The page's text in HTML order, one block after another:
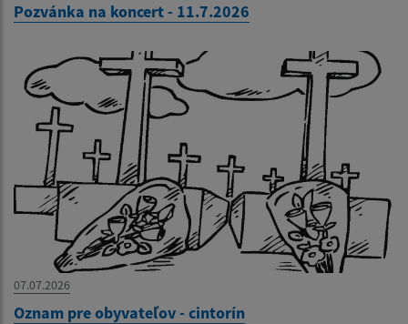
Pozvánka na koncert - 11.7.2026
07.07.2026
Oznam pre obyvateľov - cintorín